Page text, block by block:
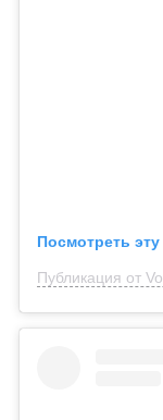
Посмотреть
Публикация от